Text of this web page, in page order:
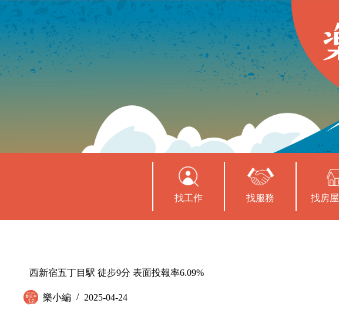
找工作 找服務 找房屋
西新宿五丁目駅 徒步9分 表面投報率6.09%
樂小編 2025-04-24